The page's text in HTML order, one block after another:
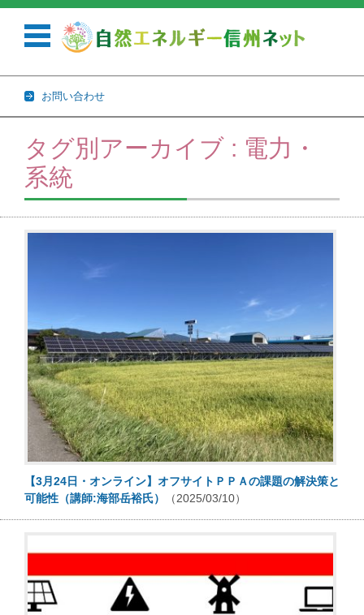
お問い合わせ
コンテンツに移動
タグ別アーカイブ : 電力・
系統
【3月24日・オンライン】オフサイトＰＰＡの課題の解決策と
可能性（講師:海部岳裕氏）
（2025/03/10）